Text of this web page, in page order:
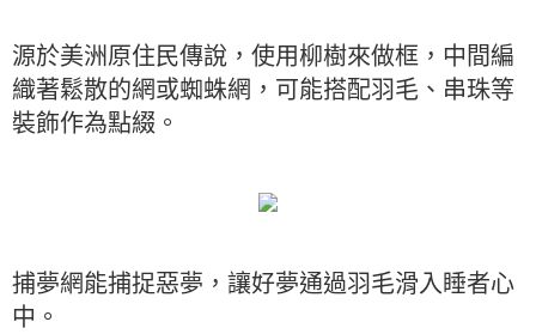
源於美洲原住民傳說，使用柳樹來做框，中間編
織著鬆散的網或蜘蛛網，可能搭配羽毛、串珠等
裝飾作為點綴。
捕夢網能捕捉惡夢，讓好夢通過羽毛滑入睡者心
中。